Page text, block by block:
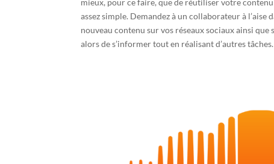
mieux, pour ce faire, que de réutiliser votre
assez simple. Demandez à un collaborateur à
nouveau contenu sur vos réseaux sociaux ainsi
alors de s’informer tout en réalisant d’autres tâches.